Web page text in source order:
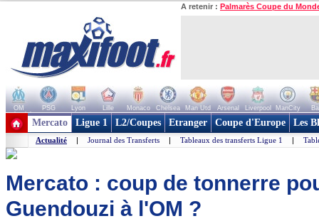
A retenir : Palmarès Coupe du
OM PSG Lyon Lille Monaco Chelsea Man Utd Arsenal Liverpool ManCity
+ de clubs
Mercato Ligue 1 L2/Coupes Etranger Coupe d'Europe Les
Actualité | Journal des Transferts | Tableaux des transferts Ligue 1 |
Mercato : coup de tonnerre
Guendouzi à l'OM ?